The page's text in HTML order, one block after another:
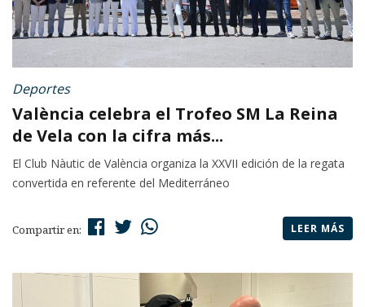
Deportes
València celebra el Trofeo SM La Reina
de Vela con la cifra más...
El Club Nàutic de València organiza la XXVII edición de la regata
convertida en referente del Mediterráneo
Compartir en: LEER MÁS